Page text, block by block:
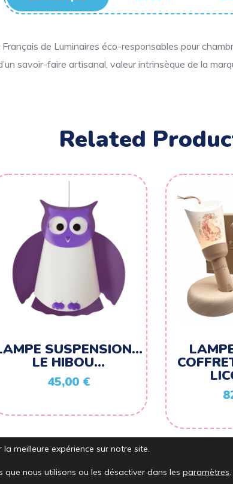
de Luminaires éco-responsables pour
savoir-faire artisanal, valeur intrinsèque de la
Related
SUSPENSION…
LE HIBOU…
45,00 €
meilleure expérience sur notre site.
que nous utilisons ou les désactiver dans lesparamètres.